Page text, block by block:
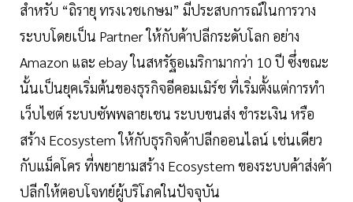
สำหรับ “ถิรายุ ทรงเวชเกษม” มีประสบการณ์ในการวาง
ระบบโดยเป็น Partner ให้กับค้าปลีกระดับโลก อย่าง
Amazon และ ebay ในสหรัฐอเมริกามากว่า 10 ปี ซึ่งขณะ
นั้นเป็นยุคเริ่มต้นของธุรกิจอีคอมเมิร์ช ที่เริ่มตั้งแต่การทำ
เว็บไซต์ ระบบซัพพลายเชน ระบบขนส่ง ชำระเงิน หรือ
สร้าง Ecosystem ให้กับธุรกิจค้าปลีกออนไลน์ เช่นเดียว
กับแม็คโคร ที่พยายามสร้าง Ecosystem ของระบบค้าส่งค้า
ปลีกให้ตอบโจทย์ผู้บริโภคในปัจจุบัน